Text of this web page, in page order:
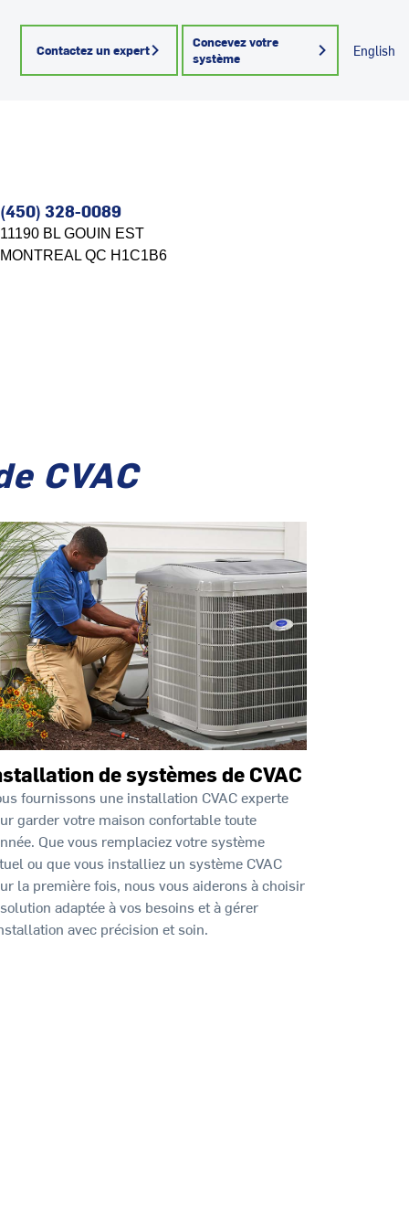
Contactez un expert
Concevez votre
système
English
(450) 328-0089
11190 BL GOUIN EST
MONTREAL QC H1C1B6
CVAC
de systèmes de CVAC
fournissons une installation CVAC experte
garder votre maison confortable toute
Que vous remplaciez votre système
ou que vous installiez un système CVAC
la première fois, nous vous aiderons à choisir
adaptée à vos besoins et à gérer
avec précision et soin.